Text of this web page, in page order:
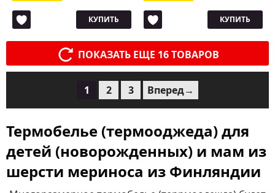
КУПИТЬ КУПИТЬ
ПОКАЗАТЬ ЕЩЕ 16 ТОВАРОВ
1 2 3 Вперед→
Термобелье (термооджеда) для
детей (новорожденных) и мам из
шерсти мериноса из Финляндии